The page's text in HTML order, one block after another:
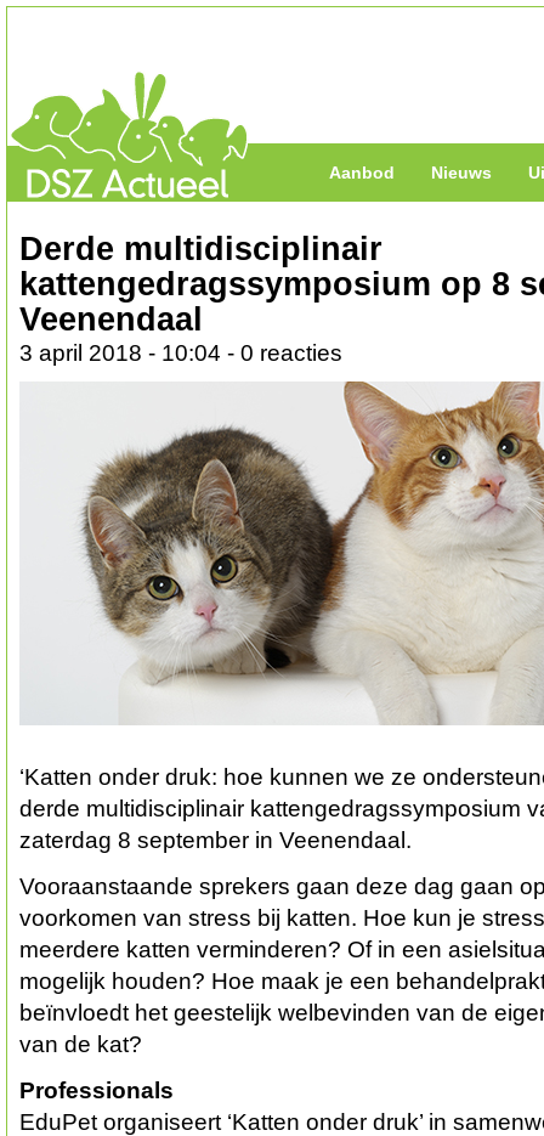
Aanbod Nieuws
Derde multidisciplinair
kattengedragssymposium op 8
Veenendaal
3 april 2018 - 10:04 - 0 reacties
‘Katten onder druk: hoe kunnen we ze
derde multidisciplinair kattengedragssymposium
zaterdag 8 september in Veenendaal.
Vooraanstaande sprekers gaan deze dag gaan
voorkomen van stress bij katten. Hoe kun je
meerdere katten verminderen? Of in een
mogelijk houden? Hoe maak je een
beïnvloedt het geestelijk welbevinden van de
van de kat?
Professionals
EduPet organiseert ‘Katten onder druk’ in